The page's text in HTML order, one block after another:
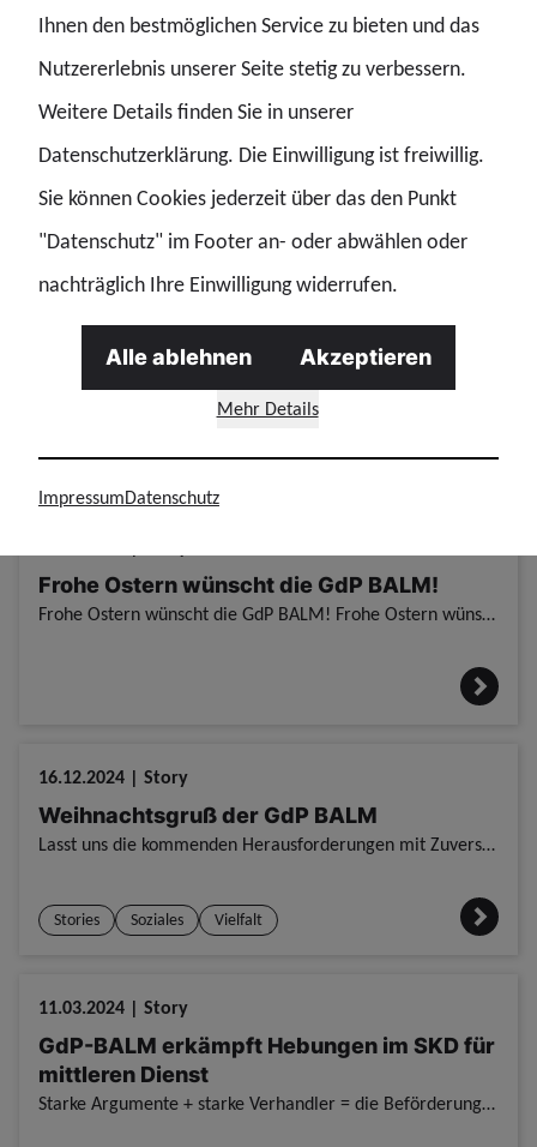
Grundsatzforderungen der GdP BALM
GdP-Fachgruppe BALM stellt Grundsatzforderungen vor Grundsatzforderungen der GdP BALM / Die GdP-Fachgruppe BALM hat ihre Grundsatzforderungen veröffentlicht, die konkrete Verbesserungen für die Beschä
Tarifergebnis erreicht
Tarif Tarifverhandlungen
Frohe Ostern wünscht die GdP BALM!
Frohe Ostern wünscht die GdP BALM! Frohe Ostern wünscht die GdP BALM! / Liebe Kolleginnen und Kollegen, / zum Osterfest senden wir euch herzliche Grüße und danken euch für euren unermüdlichen Einsatz
16.12.2024 | Story
Weihnachtsgruß der GdP BALM
Lasst uns die kommenden Herausforderungen mit Zuversicht und Engagement angehen! Weihnachtsgruß der GdP BALM / Liebe Kolleginnen und Kollegen, / / das Jahr neigt sich wieder einmal dem Ende zu und
Stories Soziales Vielfalt
11.03.2024 | Story
GdP-BALM erkämpft Hebungen im SKD für
mittleren Dienst
Starke Argumente + starke Verhandler = die Beförderungsgewerkschaft Test 123 GdP-BALM erkämpft Hebungen im SKD für mittleren Dienst / Trotz der mehr als schwierigen Haushaltslage konnte die GdP-BALM b
Ihnen den bestmöglichen Service zu bieten und das
Nutzererlebnis unserer Seite stetig zu verbessern.
Weitere Details finden Sie in unserer
Datenschutzerklärung. Die Einwilligung ist freiwillig.
Sie können Cookies jederzeit über das den Punkt
"Datenschutz" im Footer an- oder abwählen oder
nachträglich Ihre Einwilligung widerrufen.
Mehr Details
Alle ablehnen Akzeptieren
ImpressumDatenschutz